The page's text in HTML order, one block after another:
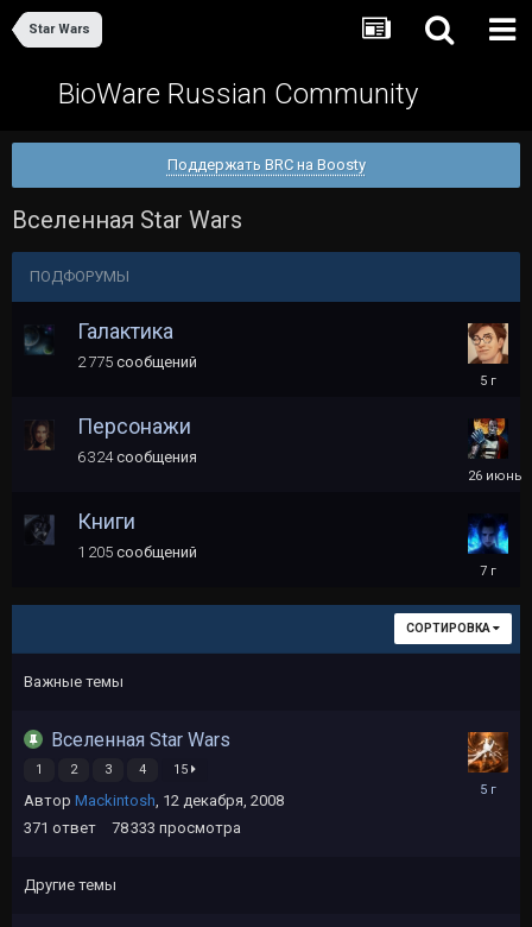
Star Wars
BioWare Russian Community
Поддержать BRC на Boosty
Вселенная Star Wars
ПОДФОРУМЫ
Галактика
2 775 сообщений
17
2021
Персонажи
6 324 сообщения
26
Книги
1 205 сообщений
13
2019
СОРТИРОВКА
Важные темы
Вселенная Star Wars
1 2 3 4 15
Автор Mackintosh, 12 декабря, 2008
371 ответ 78 333 просмотра
Другие темы